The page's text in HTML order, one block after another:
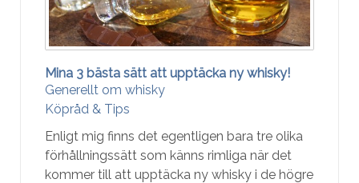
Mina 3 bästa sätt att upptäcka ny whisky!
Generellt om whisky
Köpråd & Tips
Enligt mig finns det egentligen bara tre olika
förhållningssätt som känns rimliga när det
kommer till att upptäcka ny whisky i de högre